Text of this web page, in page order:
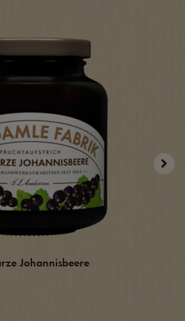
Johannisbeere